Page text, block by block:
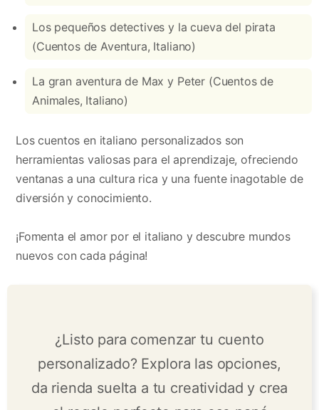
Los pequeños detectives y la cueva del pirata
(Cuentos de Aventura, Italiano)
La gran aventura de Max y Peter (Cuentos de
Animales, Italiano)
Los cuentos en italiano personalizados son
herramientas valiosas para el aprendizaje, ofreciendo
ventanas a una cultura rica y una fuente inagotable de
diversión y conocimiento.
¡Fomenta el amor por el italiano y descubre mundos
nuevos con cada página!
¿Listo para comenzar tu cuento
personalizado? Explora las opciones,
da rienda suelta a tu creatividad y crea